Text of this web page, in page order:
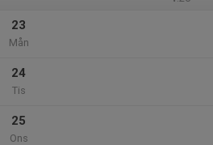
23
Mån
24
Tis
25
Ons